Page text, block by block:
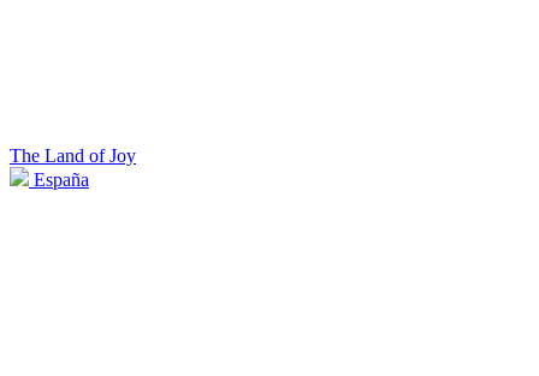
The Land of Joy
España